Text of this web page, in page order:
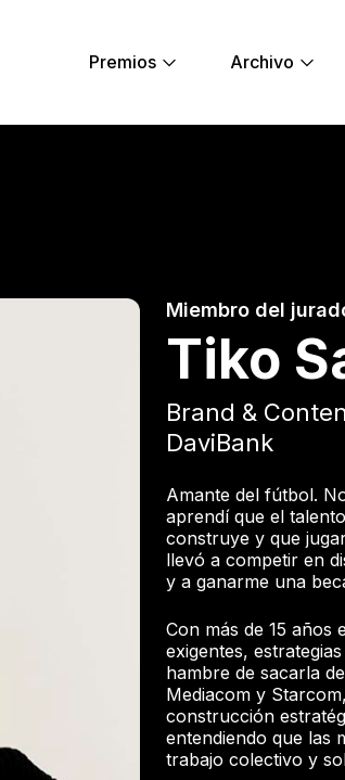
Premios
Archivo
Miembro del
Tiko
Brand &
DaviBank
Amante del fútbol.
aprendí que el
construye y que
llevó a competir en
y a ganarme una
Con más de 15 años
exigentes,
hambre de sacarla
Mediacom y
construcción
entendiendo que las
trabajo colectivo y